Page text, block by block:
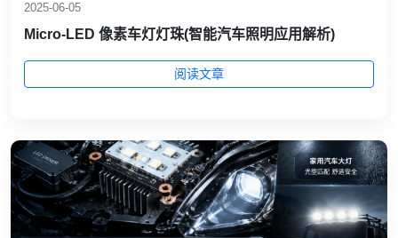
2025-06-05
Micro-LED 像素车灯灯珠(智能汽车照明应用解析)
阅读文章